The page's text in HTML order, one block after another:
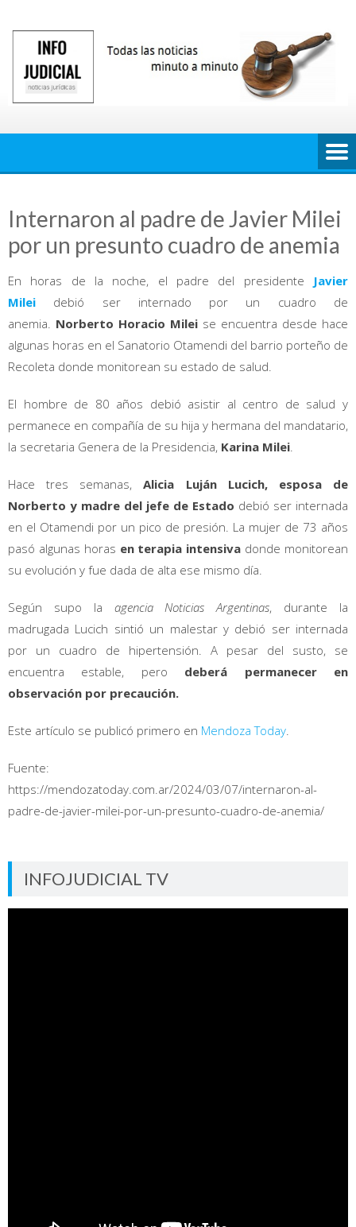
contenido
Internaron al padre de Javier Milei
por un presunto cuadro de anemia
En horas de la noche, el padre del presidente Javier
Milei
debió ser internado por un cuadro de
anemia. Norberto Horacio Milei se encuentra desde hace
algunas horas en el Sanatorio Otamendi del barrio porteño de
Recoleta donde monitorean su estado de salud.
El hombre de 80 años debió asistir al centro de salud y
permanece en compañía de su hija y hermana del mandatario,
la secretaria Genera de la Presidencia, Karina Milei
Hace tres semanas,Alicia Luján Lucich, esposa de
Norberto y madre del jefe de Estado debió ser internada
en el Otamendi por un pico de presión. La mujer de 73 años
pasó algunas horas en terapia intensiva donde monitorean
su evolución y fue dada de alta ese mismo día.
Según supo la agencia Noticias Argentinas, durante la
madrugada Lucich sintió un malestar y debió ser internada
por un cuadro de hipertensión. A pesar del susto, se
encuentra estable, pero deberá permanecer en
observación por precaución.
Este artículo se publicó primero en Mendoza Today
Fuente:
https://mendozatoday.com.ar/2024/03/07/internaron-al-
padre-de-javier-milei-por-un-presunto-cuadro-de-anemia/
INFOJUDICIAL TV